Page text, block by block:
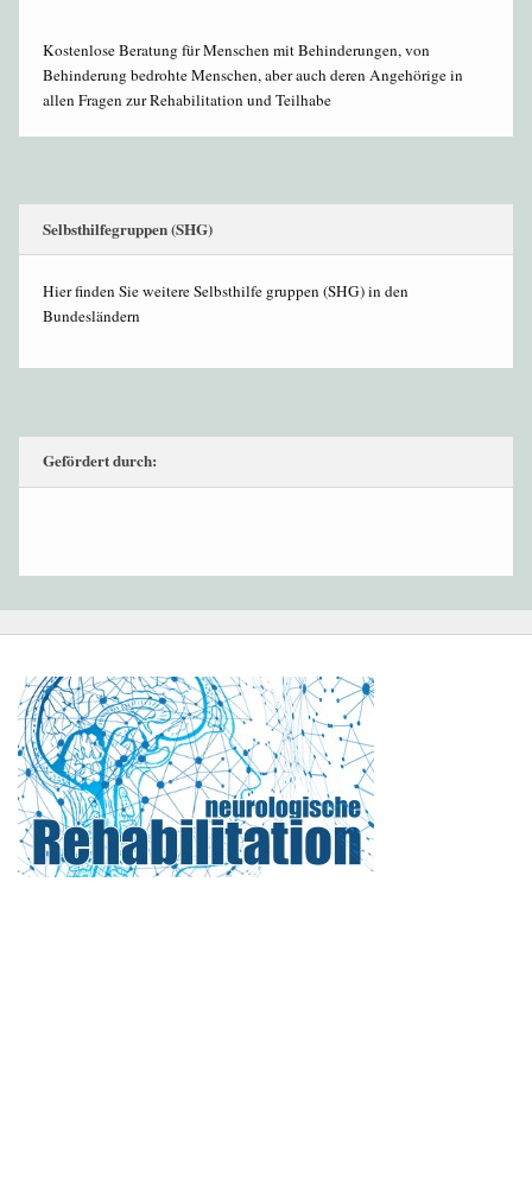
Kostenlose Beratung für Menschen mit Behinderungen, von
Behinderung bedrohte Menschen, aber auch deren Angehörige in
allen Fragen zur Rehabilitation und Teilhabe
Selbsthilfegruppen (SHG)
Hier finden Sie weitere Selbsthilfe gruppen (SHG) in den
Bundesländern
Gefördert durch: